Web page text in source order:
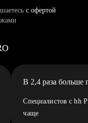
с офертой
В 2,4 раза больше
Специалистов с hh
чаще